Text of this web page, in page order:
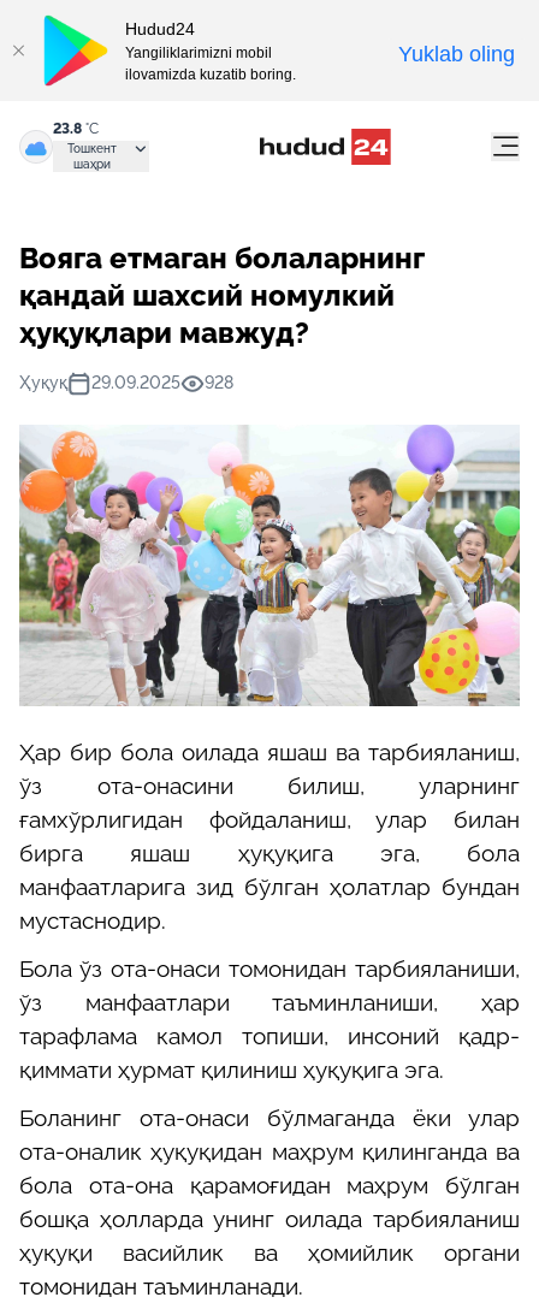
23.8 °C
Тошкент
шаҳри
Вояга етмаган болаларнинг
қандай шахсий номулкий
ҳуқуқлари мавжуд?
Ҳуқуқ 29.09.2025 928
Ҳар бир бола оилада яшаш ва тарбияланиш,
ўз ота-онасини билиш, уларнинг
ғамхўрлигидан фойдаланиш, улар билан
бирга яшаш ҳуқуқига эга, бола
манфаатларига зид бўлган ҳолатлар бундан
мустаснодир.
Бола ўз ота-онаси томонидан тарбияланиши,
ўз манфаатлари таъминланиши, ҳар
тарафлама камол топиши, инсоний қадр-
қиммати ҳурмат қилиниш ҳуқуқига эга.
Боланинг ота-онаси бўлмаганда ёки улар
ота-оналик ҳуқуқидан маҳрум қилинганда ва
бола ота-она қарамоғидан маҳрум бўлган
бошқа ҳолларда унинг оилада тарбияланиш
ҳуқуқи васийлик ва ҳомийлик органи
томонидан таъминланади.
Hudud24
Yangiliklarimizni mobil
ilovamizda kuzatib boring.
Yuklab oling